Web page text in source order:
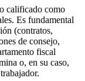
calificado como
Es fundamental
(contratos,
de consejo,
fiscal
o, en su caso,